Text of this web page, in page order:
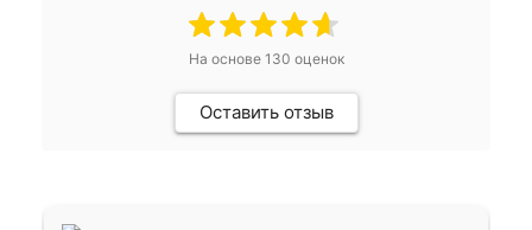
На основе 130 оценок
Оставить отзыв